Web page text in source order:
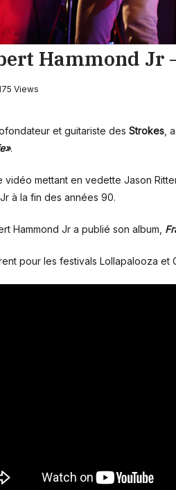
Hammond Jr
Views
et guitariste des Strokes ,
.
vidéo mettant en vedette Jason
à la fin des années 90.
Hammond Jr a publié son album,
pour les festivals Lollapalooza et